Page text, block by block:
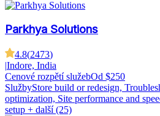
Parkhya Solutions
4.8(2473)
|Indore, India
Cenové rozpětí služebOd $250
SlužbyStore build or redesign,
optimization, Site performance and
setup + další (25)